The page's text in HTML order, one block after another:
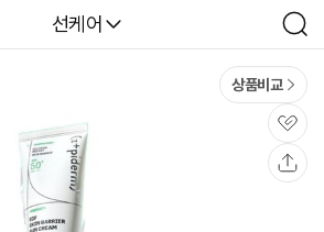
다나와
선케어
검
색
상품비교
관
심